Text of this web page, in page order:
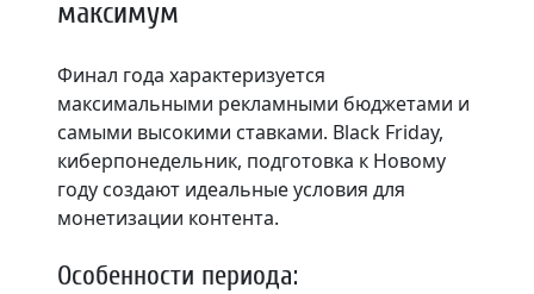
максимум
Финал года характеризуется
максимальными рекламными бюджетами и
самыми высокими ставками. Black Friday,
киберпонедельник, подготовка к Новому
году создают идеальные условия для
монетизации контента.
Особенности периода: